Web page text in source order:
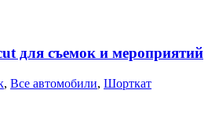
для съемок и мероприятий
, Все автомобили, Шорткат